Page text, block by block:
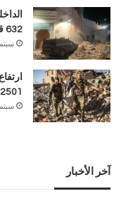
632 قتيلاً
سبتمبر 9,
2501 جريح
سبتمبر
آخر الأخبار